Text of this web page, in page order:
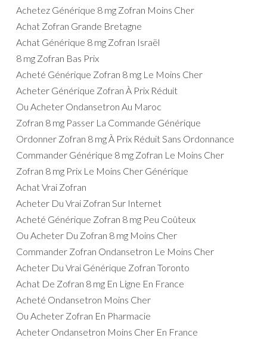
Achetez Générique 8 mg Zofran Moins Cher
Achat Zofran Grande Bretagne
Achat Générique 8 mg Zofran Israël
8 mg Zofran Bas Prix
Acheté Générique Zofran 8 mg Le Moins Cher
Acheter Générique Zofran À Prix Réduit
Ou Acheter Ondansetron Au Maroc
Zofran 8 mg Passer La Commande Générique
Ordonner Zofran 8 mg À Prix Réduit Sans Ordonnance
Commander Générique 8 mg Zofran Le Moins Cher
Zofran 8 mg Prix Le Moins Cher Générique
Achat Vrai Zofran
Acheter Du Vrai Zofran Sur Internet
Acheté Générique Zofran 8 mg Peu Coûteux
Ou Acheter Du Zofran 8 mg Moins Cher
Commander Zofran Ondansetron Le Moins Cher
Acheter Du Vrai Générique Zofran Toronto
Achat De Zofran 8 mg En Ligne En France
Acheté Ondansetron Moins Cher
Ou Acheter Zofran En Pharmacie
Acheter Ondansetron Moins Cher En France